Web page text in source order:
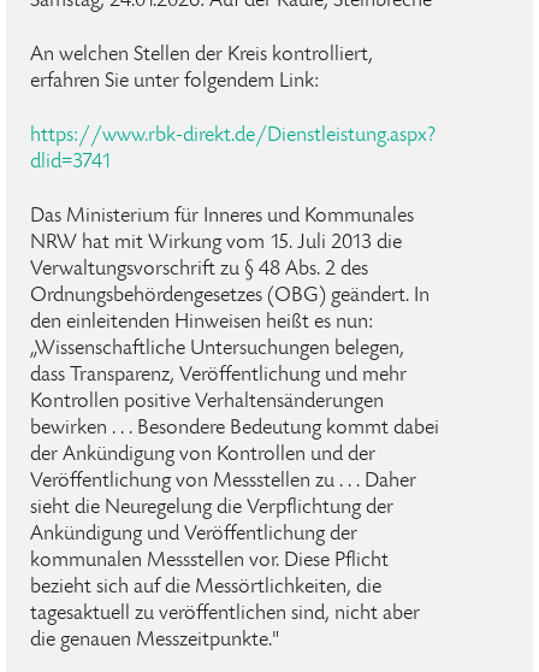
An welchen Stellen der Kreis kontrolliert,
erfahren Sie unter folgendem Link:
https://www.rbk-direkt.de/Dienstleistung.aspx?
dlid=3741
Das Ministerium für Inneres und Kommunales
NRW hat mit Wirkung vom 15. Juli 2013 die
Verwaltungsvorschrift zu § 48 Abs. 2 des
Ordnungsbehördengesetzes (OBG) geändert. In
den einleitenden Hinweisen heißt es nun:
„Wissenschaftliche Untersuchungen belegen,
dass Transparenz, Veröffentlichung und mehr
Kontrollen positive Verhaltensänderungen
bewirken . . . Besondere Bedeutung kommt dabei
der Ankündigung von Kontrollen und der
Veröffentlichung von Messstellen zu . . . Daher
sieht die Neuregelung die Verpflichtung der
Ankündigung und Veröffentlichung der
kommunalen Messstellen vor. Diese Pflicht
bezieht sich auf die Messörtlichkeiten, die
tagesaktuell zu veröffentlichen sind, nicht aber
die genauen Messzeitpunkte."